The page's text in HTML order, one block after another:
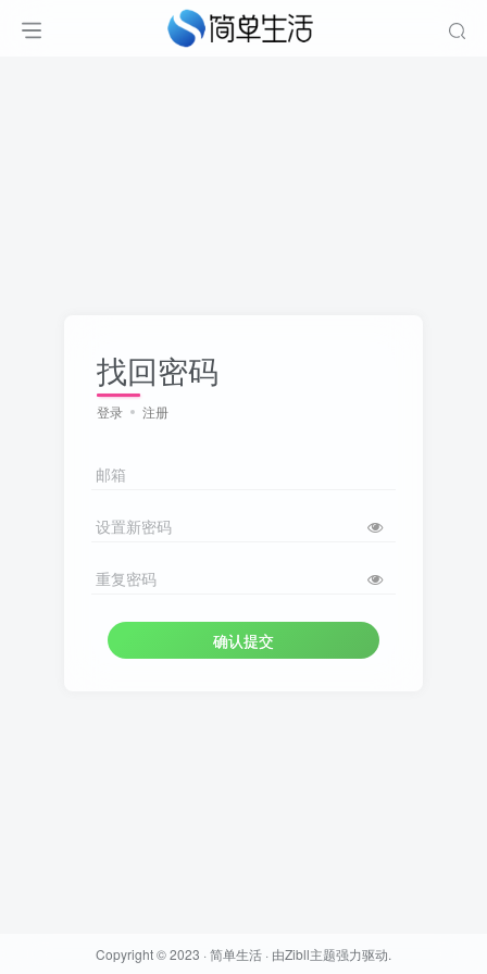
找回密码
登录 注册
邮箱
设置新密码
重复密码
确认提交
Copyright © 2023 · 简单生活 · 由Zibll主题强力驱动.